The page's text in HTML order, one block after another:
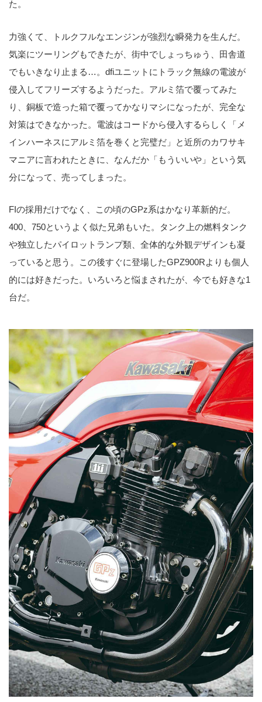
た。
力強くて、トルクフルなエンジンが強烈な瞬発力を生んだ。
気楽にツーリングもできたが、街中でしょっちゅう、田舎道
でもいきなり止まる…。dfiユニットにトラック無線の電波が
侵入してフリーズするようだった。アルミ箔で覆ってみた
り、銅板で造った箱で覆ってかなりマシになったが、完全な
対策はできなかった。電波はコードから侵入するらしく「メ
インハーネスにアルミ箔を巻くと完璧だ」と近所のカワサキ
マニアに言われたときに、なんだか「もういいや」という気
分になって、売ってしまった。
FIの採用だけでなく、この頃のGPz系はかなり革新的だ。
400、750というよく似た兄弟もいた。タンク上の燃料タンク
や独立したパイロットランプ類、全体的な外観デザインも凝
っていると思う。この後すぐに登場したGPZ900Rよりも個人
的には好きだった。いろいろと悩まされたが、今でも好きな1
台だ。